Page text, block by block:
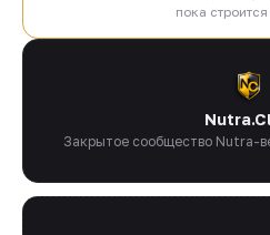
пока
Закрытое сообщество Nutra-